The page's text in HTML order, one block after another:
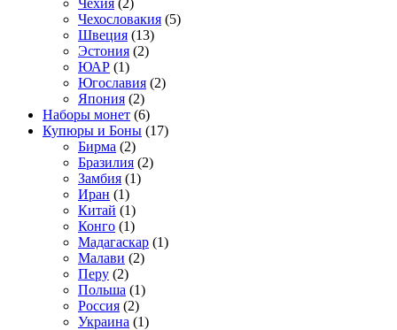
Чехословакия (5)
Швеция (13)
Эстония (2)
ЮАР (1)
Югославия (2)
Япония (2)
Наборы монет (6)
Купюры и Боны (17)
Бирма (2)
Бразилия (2)
Замбия (1)
Иран (1)
Китай (1)
Конго (1)
Мадагаскар (1)
Малави (2)
Перу (2)
Польша (1)
Россия (2)
Украина (1)